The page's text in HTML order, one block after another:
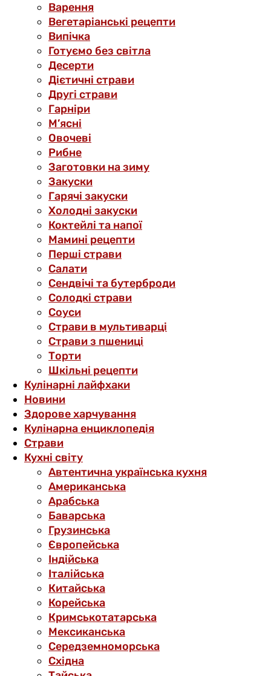
Варення
Вегетаріанські рецепти
Випічка
Готуємо без світла
Десерти
Дієтичні страви
Другі страви
Гарніри
М’ясні
Овочеві
Рибне
Заготовки на зиму
Закуски
Гарячі закуски
Холодні закуски
Коктейлі та напої
Мамині рецепти
Перші страви
Салати
Сендвічі та бутерброди
Солодкі страви
Соуси
Страви в мультиварці
Страви з пшениці
Торти
Шкільні рецепти
Кулінарні лайфхаки
Новини
Здорове харчування
Кулінарна енциклопедія
Страви
Кухні світу
Автентична українська кухня
Американська
Арабська
Баварська
Грузинська
Європейська
Індійська
Італійська
Китайська
Корейська
Кримськотатарська
Мексиканська
Середземноморська
Східна